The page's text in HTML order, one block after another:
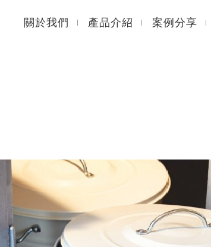
關於我們 產品介紹 案例分享